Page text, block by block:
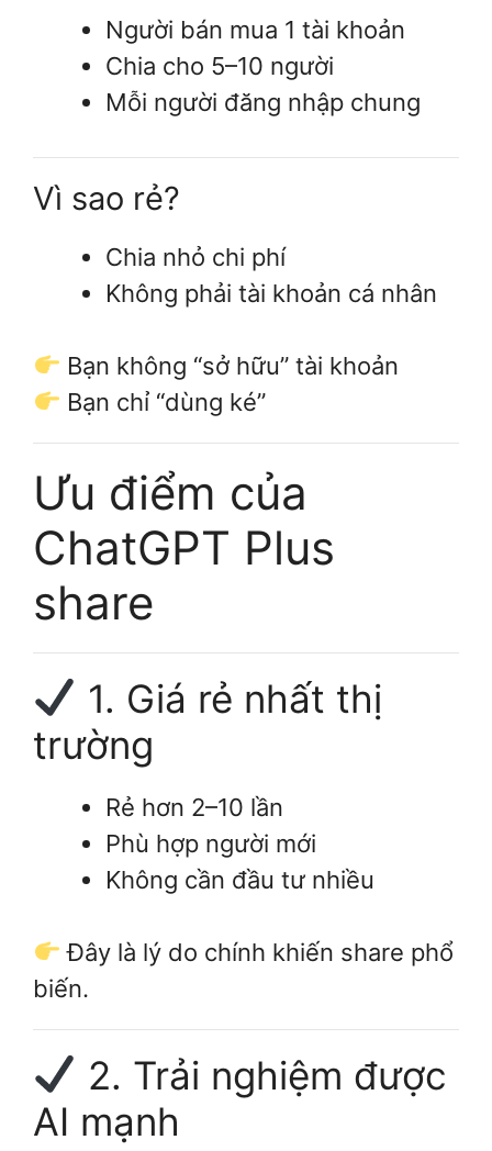
Người bán mua 1 tài khoản
Chia cho 5–10 người
Mỗi người đăng nhập chung
Vì sao rẻ?
Chia nhỏ chi phí
Không phải tài khoản cá nhân
Bạn không “sở hữu” tài khoản
Bạn chỉ “dùng ké”
Ưu điểm của
ChatGPT Plus
share
1. Giá rẻ nhất thị
trường
Rẻ hơn 2–10 lần
Phù hợp người mới
Không cần đầu tư nhiều
Đây là lý do chính khiến share phổ
biến.
2. Trải nghiệm được
AI mạnh